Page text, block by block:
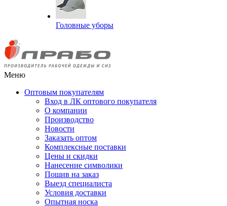
Головные уборы
Меню
Оптовым покупателям
Вход в ЛК оптового покупателя
О компании
Производство
Новости
Заказать оптом
Комплексные поставки
Цены и скидки
Нанесение символики
Пошив на заказ
Выезд специалиста
Условия доставки
Опытная носка